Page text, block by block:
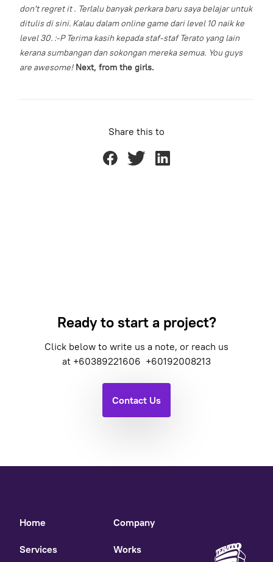
don't regret it . Terlalu banyak perkara baru saya belajar untuk
ditulis di sini. Kalau dalam online game dari level 10 naik ke
level 30. :-PTerima kasih kepada staf-staf Terato yang lain
kerana sumbangan dan sokongan mereka semua. You guys
are awesome! Next, from the girls.
Share this to
Ready to start a project?
Click below to write us a note, or reach us
at +60389221606 +60192008213
Contact Us
Home Company
Services Works